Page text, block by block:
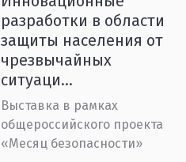
разработки в области
защиты населения от
чрезвычайных
ситуаци...
Выставка в рамках
общероссийского проекта
«Месяц безопасности»